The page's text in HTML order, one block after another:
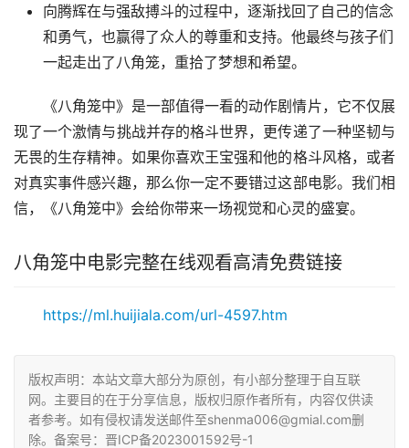
向腾辉在与强敌搏斗的过程中，逐渐找回了自己的信念
和勇气，也赢得了众人的尊重和支持。他最终与孩子们
一起走出了八角笼，重拾了梦想和希望。
《八角笼中》是一部值得一看的动作剧情片，它不仅展
现了一个激情与挑战并存的格斗世界，更传递了一种坚韧与
无畏的生存精神。如果你喜欢王宝强和他的格斗风格，或者
对真实事件感兴趣，那么你一定不要错过这部电影。我们相
信，《八角笼中》会给你带来一场视觉和心灵的盛宴。
八角笼中电影完整在线观看高清免费链接
https://ml.huijiala.com/url-4597.htm
版权声明：本站文章大部分为原创，有小部分整理于自互联
网。主要目的在于分享信息，版权归原作者所有，内容仅供读
者参考。如有侵权请发送邮件至shenma006@gmial.com删
除。备案号：晋ICP备2023001592号-1